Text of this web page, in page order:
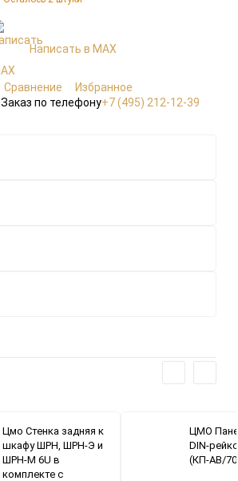
Написать в MAX
Сравнение
Избранное
Заказ по телефону+7 (495) 212-12-39
Цмо Стенка задняя к
шкафу ШРН, ШРН-Э и
ШРН-М 6U в
комплекте с
ЦМО
DIN-
(КП-АВ/